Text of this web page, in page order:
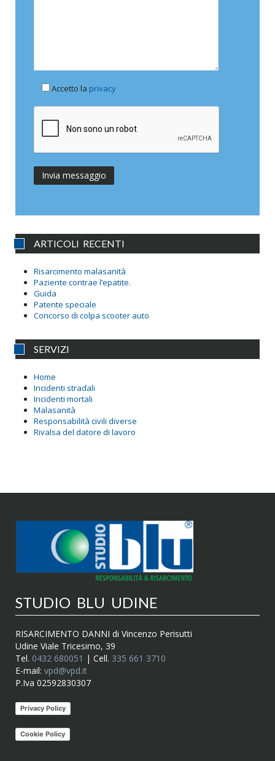
Accetto la privacy
ARTICOLI RECENTI
Risarcimento malasanità
Paziente contrae l’epatite.
Guida
Patente speciale
Concorso di colpa scooter auto
SERVIZI
Home
Incidenti stradali
Incidenti mortali
Malasanità
Responsabilità civili diverse
Rivalsa del datore di lavoro
STUDIO BLU UDINE
RISARCIMENTO DANNI di Vincenzo Perisutti
Udine Viale Tricesimo, 39
Tel. 0432 680051 | Cell. 335 661 3710
E-mail: vpd@vpd.it
P.Iva 02592830307
Privacy Policy
Cookie Policy